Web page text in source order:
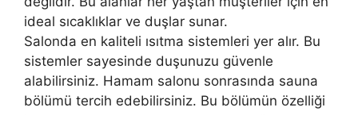
ideal sıcaklıklar ve duşlar sunar.
Salonda en kaliteli ısıtma sistemleri yer alır. Bu
sistemler sayesinde duşunuzu güvenle
alabilirsiniz. Hamam salonu sonrasında sauna
bölümü tercih edebilirsiniz. Bu bölümün özelliği